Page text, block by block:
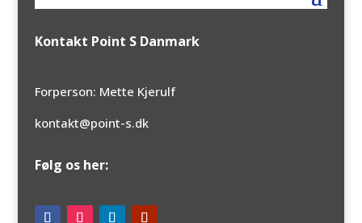
Kontakt Point S Danmark
Forperson: Mette Kjerulf
kontakt@point-s.dk
Følg os her: